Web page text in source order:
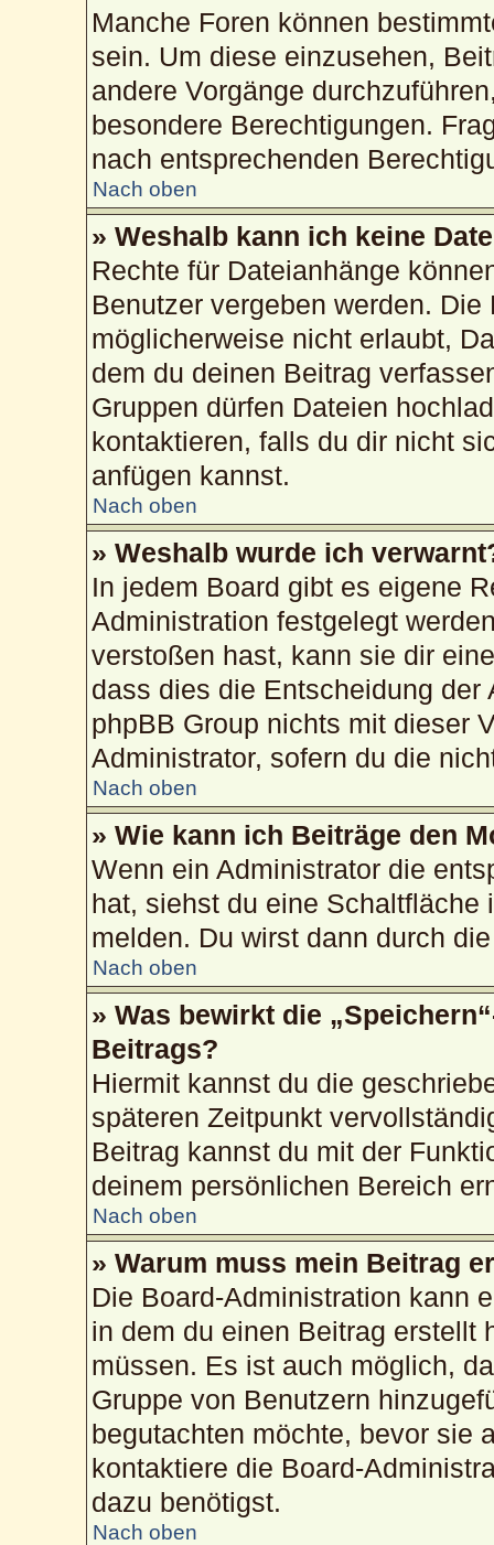
Manche Foren können
sein. Um diese einzusehen,
andere Vorgänge
besondere Berechtigungen.
nach entsprechenden
Nach oben
» Weshalb kann ich keine
Rechte für Dateianhänge
Benutzer vergeben werden.
möglicherweise nicht erlaubt,
dem du deinen Beitrag
Gruppen dürfen Dateien
kontaktieren, falls du dir nicht
anfügen kannst.
Nach oben
» Weshalb wurde ich
In jedem Board gibt es eigene
Administration festgelegt
verstoßen hast, kann sie dir
dass dies die Entscheidung
phpBB Group nichts mit dieser
Administrator, sofern du die
Nach oben
» Wie kann ich Beiträge den
Wenn ein Administrator die
hat, siehst du eine
melden. Du wirst dann durch
Nach oben
» Was bewirkt die
Beitrags?
Hiermit kannst du die
späteren Zeitpunkt
Beitrag kannst du mit der
deinem persönlichen Bereich
Nach oben
» Warum muss mein Beitrag
Die Board-Administration kann
in dem du einen Beitrag erstellt
müssen. Es ist auch möglich,
Gruppe von Benutzern
begutachten möchte, bevor sie
kontaktiere die Board-
dazu benötigst.
Nach oben